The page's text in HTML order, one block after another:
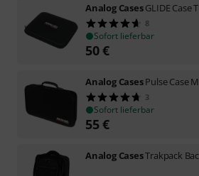
Analog CasesGLIDE Case
8
Sofort lieferbar
50€
Analog CasesPulse Case
3
Sofort lieferbar
55€
Analog CasesTrakpack